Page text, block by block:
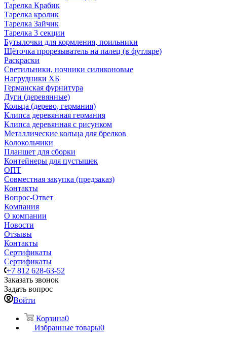
Тарелка Крабик
Тарелка кролик
Тарелка Зайчик
Тарелка 3 секции
Бутылочки для кормления, поильники
Щёточка прорезыватель на палец (в футляре)
Раскраски
Светильники, ночники силиконовые
Нагрудники ХБ
Германская фурнитура
Дуги (деревянные)
Кольца (дерево, германия)
Клипса деревянная германия
Клипса деревянная с рисунком
Металлические кольца для брелков
Колокольчики
Планшет для сборки
Контейнеры для пустышек
ОПТ
Совместная закупка (предзаказ)
Контакты
Вопрос-Ответ
Компания
О компании
Новости
Отзывы
Контакты
Сертификаты
Сертификаты
+7 812 628-63-52
Заказать звонок
Задать вопрос
Войти
Корзина0
Избранные товары0